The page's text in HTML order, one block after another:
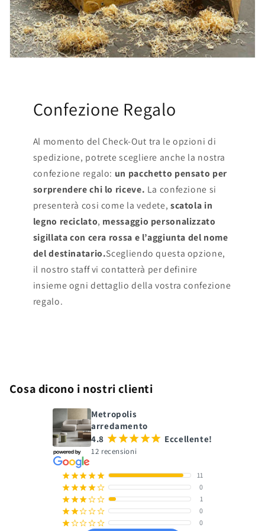
Confezione Regalo
Al momento del Check-Out tra le opzioni di
spedizione, potrete scegliere anche la nostra
confezione regalo: un pacchetto pensato per
sorprendere chi lo riceve. La confezione si
presenterà cosi come la vedete, scatola in
legno reciclato, messaggio personalizzato
sigillata con cera rossa e l’aggiunta del nome
del destinatario.Scegliendo questa opzione,
il nostro staff vi contatterà per definire
insieme ogni dettaglio della vostra confezione
regalo.
Cosa dicono i nostri clienti
Metropolis
arredamento
4.8 ¡¡¡¡¡ Eccellente!
12 recensioni
¡¡¡¡¡ 11
¡¡¡¡¢ 0
¡¡¡¢¢ 1
¡¡¢¢¢ 0
¡¢¢¢¢ 0